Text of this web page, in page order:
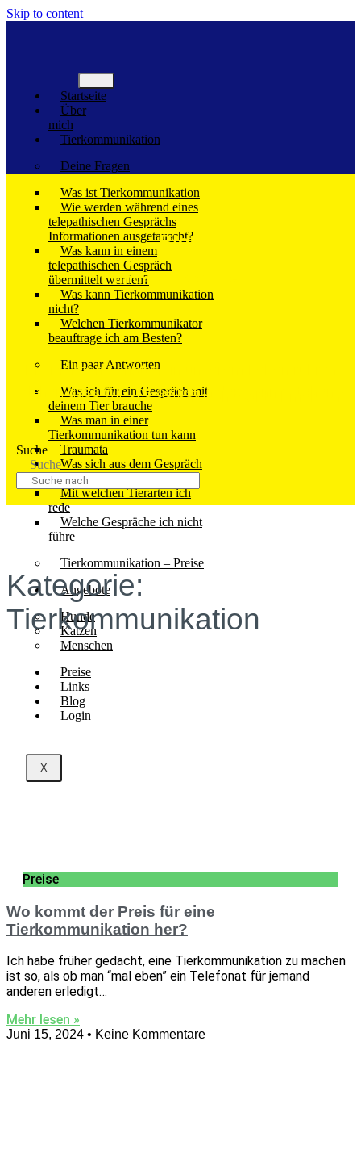
Skip to content
Startseite
Über
mich
Tierkommunikation
Deine Fragen
Was ist Tierkommunikation
Wie werden während eines
telepathischen Gesprächs
Informationen ausgetauscht?
Was kann in einem
telepathischen Gespräch
übermittelt werden?
Was kann Tierkommunikation
nicht?
Welchen Tierkommunikator
beauftrage ich am Besten?
Ein paar Antworten
Was ich für ein Gespräch mit
deinem Tier brauche
Was man in einer
Tierkommunikation tun kann
Traumata
Was sich aus dem Gespräch
ergeben kann
Mit welchen Tierarten ich
rede
Welche Gespräche ich nicht
führe
Tierkommunikation – Preise
Angebote
Hunde
Katzen
Menschen
Preise
Links
Blog
Login
X
Blog
und Goldpfötchen
Die meisten Schatten in unserem Leben rühren
daher, dass wir uns selbst in der Sonne stehen.
“Ralph Waldo Emerson”
Suche
Suche
Kategorie:
Tierkommunikation
Preise
Wo kommt der Preis für eine
Tierkommunikation her?
Ich habe früher gedacht, eine Tierkommunikation zu machen
ist so, als ob man “mal eben” ein Telefonat für jemand
anderen erledigt…
Mehr lesen »
Juni 15, 2024 Keine Kommentare